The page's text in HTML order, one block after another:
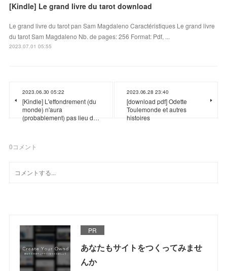
[Kindle] Le grand livre du tarot download
Le grand livre du tarot pan Sam Magdaleno Caractéristiques Le grand livre
du tarot Sam Magdaleno Nb. de pages: 256 Format: Pdf, ...
2023.07.01 05:55
2023.06.30 05:22
[Kindle] L'effondrement (du
monde) n'aura
(probablement) pas lieu d…
2023.06.28 23:40
[download pdf] Odette
Toulemonde et autres
histoires
0コメント
PR
あなたもサイトをつくってみませ
んか